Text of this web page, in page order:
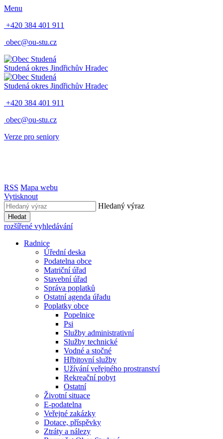
Menu
+420 384 401 911
obec@ou-stu.cz
Studená okres Jindřichův Hradec
Studená okres Jindřichův Hradec
+420 384 401 911
obec@ou-stu.cz
Verze pro seniory
RSS Mapa webu
Vytisknout
Hledaný výraz
Hledat
rozšířené vyhledávání
Radnice
Úřední deska
Podatelna obce
Matriční úřad
Stavební úřad
Správa poplatků
Ostatní agenda úřadu
Poplatky obce
Popelnice
Psi
Služby administrativní
Služby technické
Vodné a stočné
Hřbitovní služby
Užívání veřejného prostranství
Rekreační pobyt
Ostatní
Životní situace
E-podatelna
Veřejné zakázky
Dotace, příspěvky
Ztráty a nálezy